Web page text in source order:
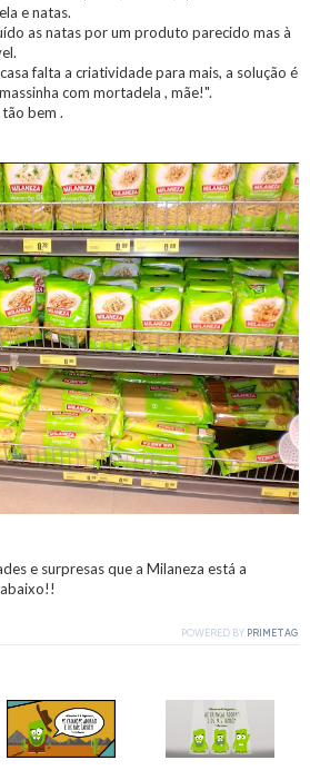
e natas.
as natas por um produto parecido mas à
falta a criatividade para mais, a solução é
com mortadela , mãe!".
bem .
e surpresas que a Milaneza está a